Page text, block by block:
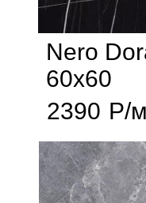
Nero
60x60
2390 Р/